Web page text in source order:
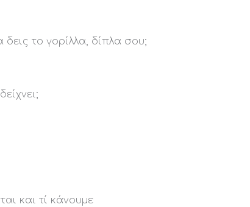
το γορίλλα, δίπλα σου;
και τί κάνουμε